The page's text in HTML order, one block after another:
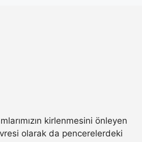
kirlenmesini önleyen
olarak da pencerelerdeki